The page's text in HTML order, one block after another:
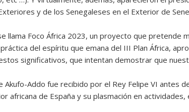
y de los Senegaleses en el Exterior de
llama Foco África 2023, un proyecto que pretende
del espíritu que emana del III Plan África,
significativos, que intentan demostrar que
Akufo-Addo fue recibido por el Rey Felipe VI antes
africana de España y su plasmación en